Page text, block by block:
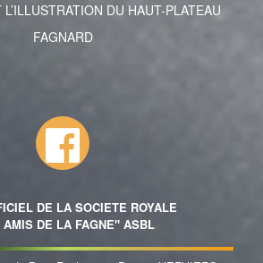
DU HAUT-PLATEAU
FAGNARD
DE LA SOCIETE ROYALE
DE LA FAGNE" ASBL